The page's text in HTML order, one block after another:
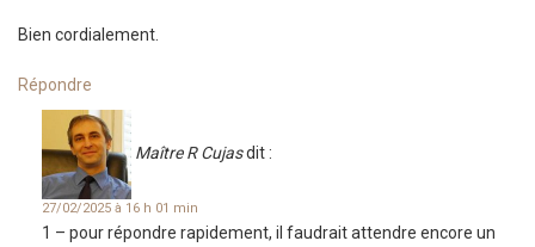
Bien cordialement.
Répondre
Maître R Cujasdit :
27/02/2025 à 16 h 01 min
1 – pour répondre rapidement, il faudrait attendre encore un